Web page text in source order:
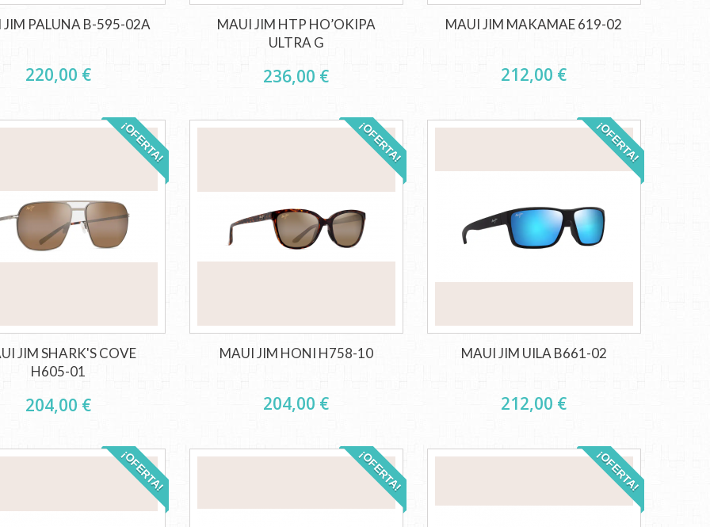
JIM PALUNA B-595-02A
220,00 €
MAUI JIM HTP HO’OKIPA
ULTRA G
236,00 €
MAUI JIM MAKAMAE 619-02
212,00 €
¡OFERTA!
JIM SHARK'S COVE
H605-01
204,00 €
¡OFERTA!
MAUI JIM HONI H758-10
204,00 €
¡OFERTA!
MAUI JIM UILA B661-02
212,00 €
¡OFERTA! ¡OFERTA! ¡OFERTA!